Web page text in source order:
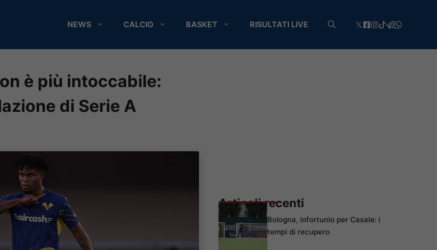
NEWS CALCIO BASKET RISULTATI LIVE
è più intoccabile:
di Serie A
Articoli recenti
Bologna, infortunio per Casale: i
tempi di recupero